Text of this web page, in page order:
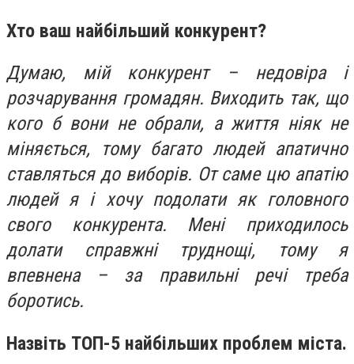
Хто ваш найбільший конкурент?
Думаю, мій конкурент – недовіра і
розчарування громадян. Виходить так, що
кого б вони не обрали, а життя ніяк не
міняється, тому багато людей апатично
ставляться до виборів. От саме цю апатію
людей я і хочу подолати як головного
свого конкурента. Мені приходилось
долати справжні труднощі, тому я
впевнена – за правильні речі треба
боротись.
Назвіть ТОП-5 найбільших проблем міста.